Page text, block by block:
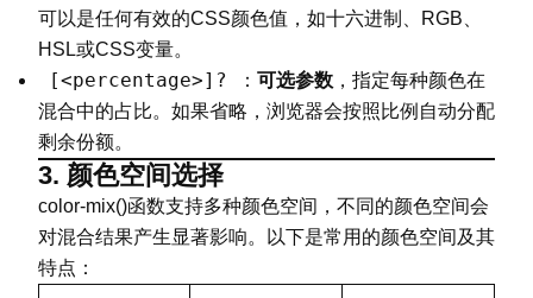
可以是任何有效的CSS颜色值，如十六进制、RGB、
HSL或CSS变量。
[<percentage>]? ： 可选参数 ，指定每种颜色在
混合中的占比。如果省略，浏览器会按照比例自动分配
剩余份额。
3. 颜色空间选择
color-mix()函数支持多种颜色空间，不同的颜色空间会
对混合结果产生显著影响。以下是常用的颜色空间及其
特点：